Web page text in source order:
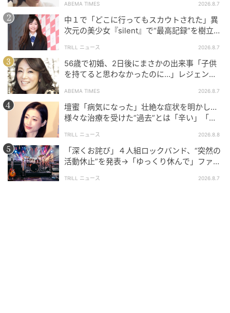
元記事で読む
次の記事
ついにBlu-ray発売が中止に…“歴史歪曲”論争
で炎上の韓国ドラマ、広がる「作品廃棄」の
動き
の記事をもっとみる
ABEMA TIMES 2026.8.7
中１で「どこに行ってもスカウトされた」異
次元の美少女『silent』で“最高記録”を樹立し
TRILL ニュース 2026.8.7
56歳で初婚、2日後にまさかの出来事「子供
を持てると思わなかったのに…」レジェンド
ABEMA TIMES 2026.8.7
壇蜜「病気になった」壮絶な症状を明かし…
様々な治療を受けた“過去”とは「辛い」「苦
TRILL ニュース 2026.8.8
「深くお詫び」４人組ロックバンド、“突然の
活動休止”を発表→「ゆっくり休んで」ファン
TRILL ニュース 2026.8.7